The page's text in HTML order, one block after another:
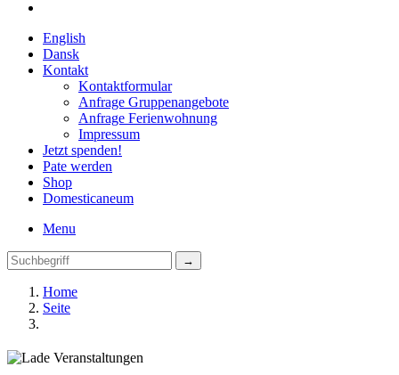
English
Dansk
Kontakt
Kontaktformular
Anfrage Gruppenangebote
Anfrage Ferienwohnung
Impressum
Jetzt spenden!
Pate werden
Shop
Domesticaneum
Menu
Home
Seite